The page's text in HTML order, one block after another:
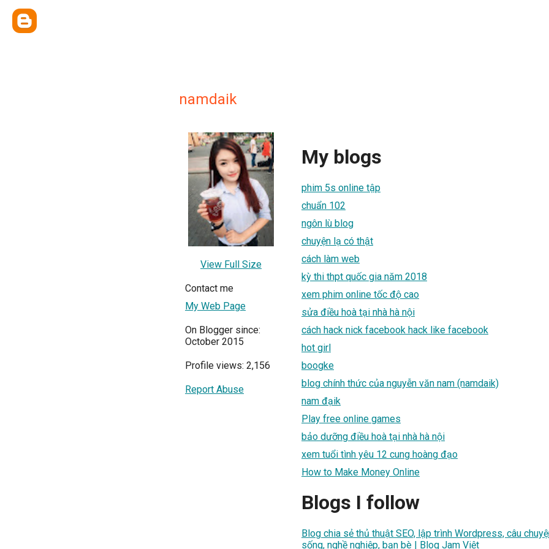
namdaik
View Full Size
Contact me
My Web Page
On Blogger since:
October 2015
Profile views: 2,156
Report Abuse
My blogs
phim 5s online tập
chuẩn 102
ngôn lù blog
chuyện lạ có thật
cách làm web
kỳ thi thpt quốc gia năm 2018
xem phim online tốc độ cao
sửa điều hoà tại nhà hà nội
cách hack nick facebook hack like facebook
hot girl
boogke
blog chính thức của nguyễn văn nam (namdaik)
nam đạik
Play free online games
bảo dưỡng điều hoà tại nhà hà nội
xem tuổi tình yêu 12 cung hoàng đạo
How to Make Money Online
Blogs I follow
Blog chia sẻ thủ thuật SEO, lập trình Wordpress, câu
sống, nghề nghiệp, bạn bè | Blog Jam Việt